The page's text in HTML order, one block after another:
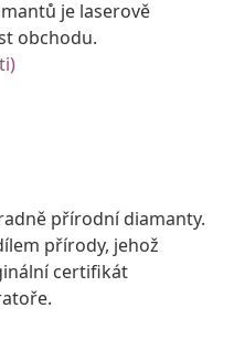
je laserově
obchodu.
přírodní diamanty.
přírody, jehož
certifikát